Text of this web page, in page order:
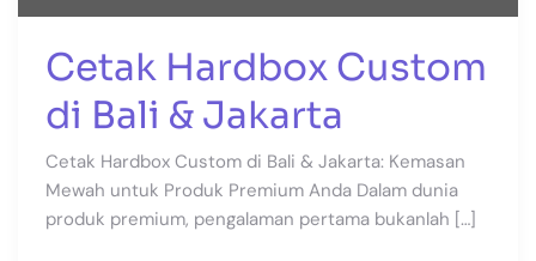
Cetak Hardbox Custom
di Bali & Jakarta
Cetak Hardbox Custom di Bali & Jakarta: Kemasan
Mewah untuk Produk Premium Anda Dalam dunia
produk premium, pengalaman pertama bukanlah […]